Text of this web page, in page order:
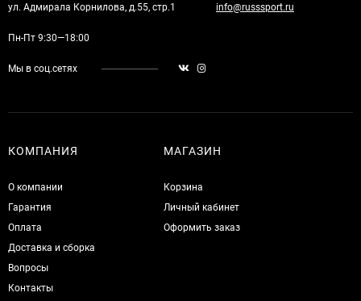
ул. Адмирала Корнилова, д.55, стр.1 info@russsport.ru
Пн-Пт 9:30—18:00
Мы в соц.сетях
КОМПАНИЯ
О компании
Гарантия
Оплата
Доставка и сборка
Вопросы
Контакты
МАГАЗИН
Корзина
Личный кабинет
Оформить заказ